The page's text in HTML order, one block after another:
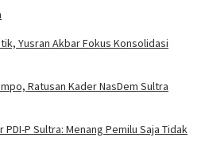
Yusran Akbar Fokus Konsolidasi
Ratusan Kader NasDem Sultra
P Sultra: Menang Pemilu Saja Tidak